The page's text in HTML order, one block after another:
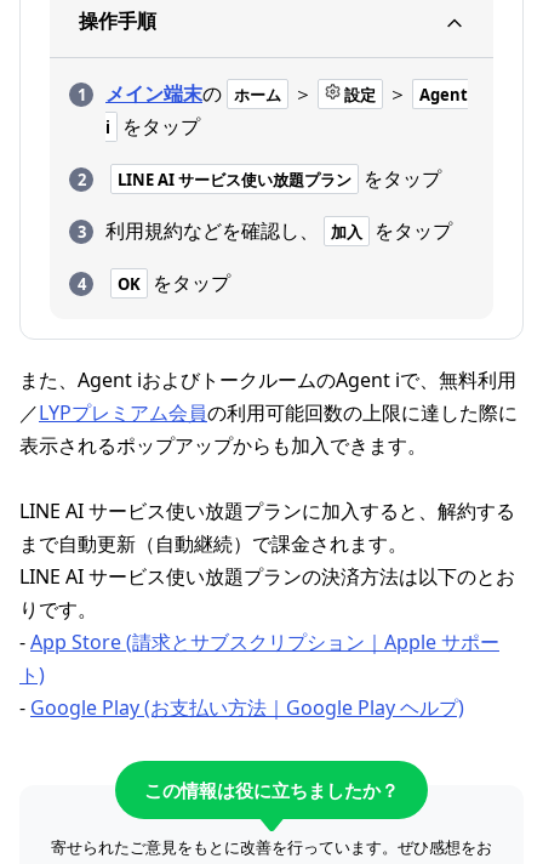
操作手順
メイン端末の ホーム ＞ 設定 ＞
Agent
i
をタップ
LINE AI サービス使い放題プラン
をタップ
利用規約などを確認し、
加入 をタップ
OK をタップ
また、Agent iおよびトークルームのAgent iで、無料利用
／LYPプレミアム会員の利用可能回数の上限に達した際に
表示されるポップアップからも加入できます。
LINE AI サービス使い放題プランに加入すると、解約する
まで自動更新（自動継続）で課金されます。
LINE AI サービス使い放題プランの決済方法は以下のとお
りです。
-App Store (請求とサブスクリプション｜Apple サポー
ト)
- Google Play (お支払い方法｜Google Play ヘルプ)
この情報は役に立ちましたか？
寄せられたご意見をもとに改善を行っています。ぜひ感想をお